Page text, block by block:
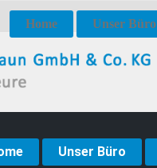
Unser Büro
Home Unser Büro